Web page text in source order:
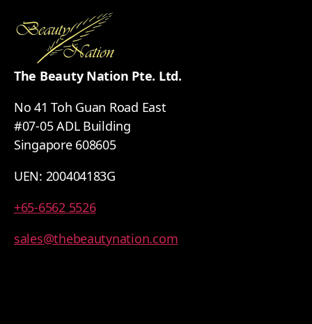
The Beauty Nation Pte. Ltd.
No 41 Toh Guan Road East
#07-05 ADL Building
Singapore 608605
UEN: 200404183G
+65-6562 5526
sales@thebeautynation.com